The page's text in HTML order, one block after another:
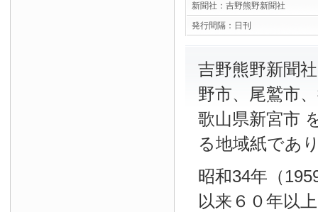
新聞社： 吉野熊野新聞社
発行間隔： 日刊
吉野熊野新聞
野市、尾鷲市
歌山県新宮市
る地域紙であ
昭和34年（
以来６０年以